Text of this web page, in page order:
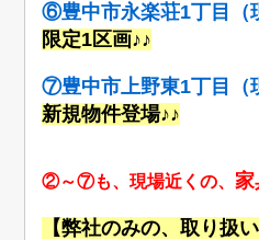
⑥豊中市永楽荘1丁目（
限定1区画♪♪
⑦豊中市上野東1丁目（
新規物件登場♪♪
②～⑦も、現場近くの、 家
【弊社のみの、取り扱